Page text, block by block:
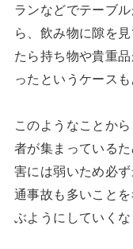
ランなどでテーブ
ら、飲み物に隙を
たら持ち物や貴重
ったというケースも
このようなことか
者が集まっている
害には弱いため必
通事故も多いこと
ぶようにしていく